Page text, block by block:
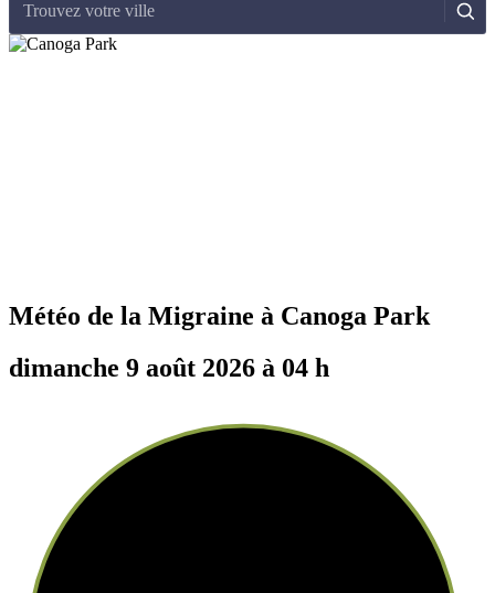
Trouvez votre ville
Météo de la Migraine à Canoga Park
dimanche 9 août 2026 à 04 h